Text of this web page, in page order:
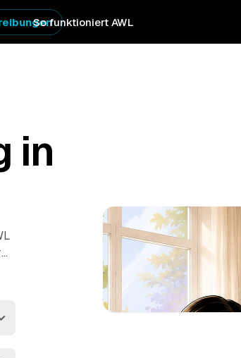
So funktioniert AWL
in
statt